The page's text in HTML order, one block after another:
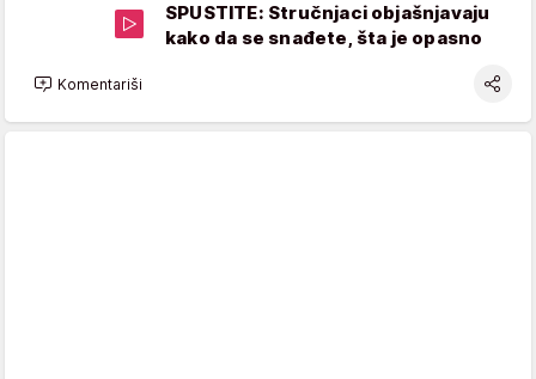
SPUSTITE: Stručnjaci objašnjavaju
kako da se snađete, šta je opasno
Komentariši